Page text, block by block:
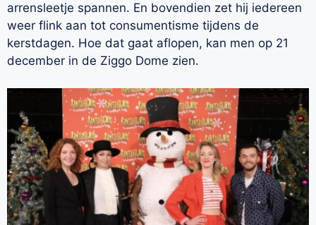
arrensleetje spannen. En bovendien zet hij iedereen
weer flink aan tot consumentisme tijdens de
kerstdagen. Hoe dat gaat aflopen, kan men op 21
december in de Ziggo Dome zien.